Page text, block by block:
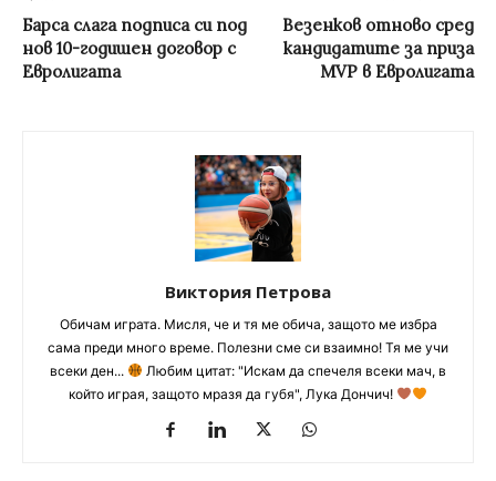
Барса слага подписа си под
нов 10-годишен договор с
Евролигата
Везенков отново сред
кандидатите за приза
MVP в Евролигата
Виктория Петрова
Обичам играта. Мисля, че и тя ме обича, защото ме избра
сама преди много време. Полезни сме си взаимно! Тя ме учи
всеки ден...
Любим цитат: "Искам да спечеля всеки мач, в
който играя, защото мразя да губя", Лука Дончич!